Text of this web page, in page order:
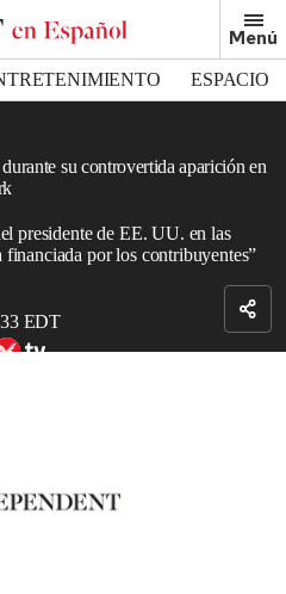
Menú
ESPACIO
su controvertida aparición en
presidente de EE. UU. en las
financiada por los contribuyentes”
EDT
EE. UU.,Donald Trump
el tercer partido de las Finales